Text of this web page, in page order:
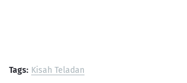
Tags: Kisah Teladan